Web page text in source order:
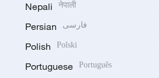
Nepali नेपाली
Persian فارسی
Polish Polski
Portuguese Português